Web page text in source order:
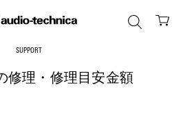
SUPPORT
の修理・修理目安金額